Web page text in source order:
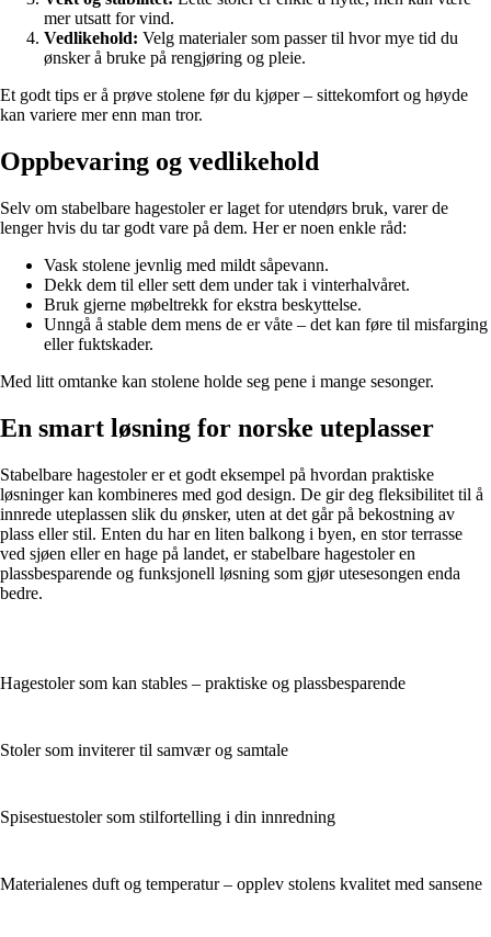
mer utsatt for vind.
Vedlikehold: Velg materialer som passer til hvor mye tid du
ønsker å bruke på rengjøring og pleie.
Et godt tips er å prøve stolene før du kjøper – sittekomfort og høyde
kan variere mer enn man tror.
Oppbevaring og vedlikehold
Selv om stabelbare hagestoler er laget for utendørs bruk, varer de
lenger hvis du tar godt vare på dem. Her er noen enkle råd:
Vask stolene jevnlig med mildt såpevann.
Dekk dem til eller sett dem under tak i vinterhalvåret.
Bruk gjerne møbeltrekk for ekstra beskyttelse.
Unngå å stable dem mens de er våte – det kan føre til misfarging
eller fuktskader.
Med litt omtanke kan stolene holde seg pene i mange sesonger.
En smart løsning for norske uteplasser
Stabelbare hagestoler er et godt eksempel på hvordan praktiske
løsninger kan kombineres med god design. De gir deg fleksibilitet til å
innrede uteplassen slik du ønsker, uten at det går på bekostning av
plass eller stil. Enten du har en liten balkong i byen, en stor terrasse
ved sjøen eller en hage på landet, er stabelbare hagestoler en
plassbesparende og funksjonell løsning som gjør utesesongen enda
bedre.
Hagestoler som kan stables – praktiske og plassbesparende
Stoler som inviterer til samvær og samtale
Spisestuestoler som stilfortelling i din innredning
Materialenes duft og temperatur – opplev stolens kvalitet med sansene